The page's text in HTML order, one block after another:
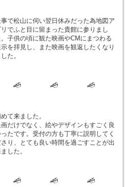
で松山に伺い翌日休みだった為地図ア
リでふと目に留まった貴館に参りまし
。子供の頃に観た映画やCMにまつわる
示を拝見し、また映画を観返したくなり
た。
て来ました。
だけでなく、絵やデザインもすごく良
たです。受付の方も丁寧に説明してく
さり、とても良い時間を過ごすことが出
した。